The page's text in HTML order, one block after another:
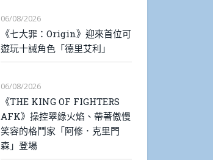
06/08/2026
《七大罪：Origin》迎來首位可
遊玩十誡角色「德里艾利」
06/08/2026
《THE KING OF FIGHTERS
AFK》操控翠綠火焰、帶著傲慢
笑容的格鬥家「阿修．克里門
森」登場